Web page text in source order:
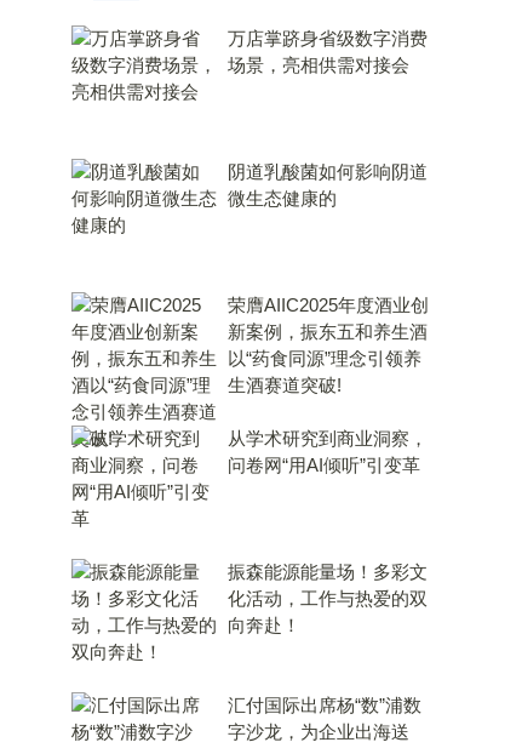
万店掌跻身省级数字消费
场景，亮相供需对接会
​阴道乳酸菌如何影响阴道
微生态健康的
荣膺AIIC2025年度酒业创
新案例，振东五和养生酒
以“药食同源”理念引领养
生酒赛道突破!
从学术研究到商业洞察，
问卷网“用AI倾听”引变革
振森能源能量场！多彩文
化活动，工作与热爱的双
向奔赴！
汇付国际出席杨“数”浦数
字沙龙，为企业出海送